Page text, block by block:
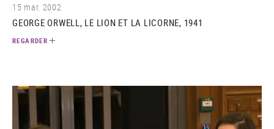
15 mar. 2002
GEORGE ORWELL, LE LION ET LA LICORNE, 1941
REGARDER